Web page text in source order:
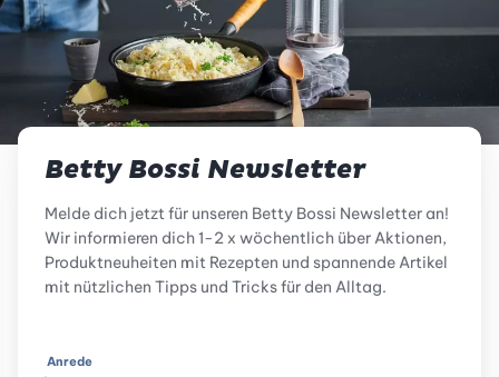
Betty Bossi Newsletter
Melde dich jetzt für unseren Betty Bossi Newsletter an!
Wir informieren dich 1-2 x wöchentlich über Aktionen,
Produktneuheiten mit Rezepten und spannende Artikel
mit nützlichen Tipps und Tricks für den Alltag.
Anrede